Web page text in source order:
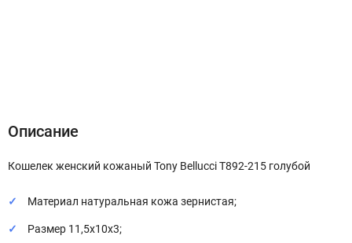
Описание
Кошелек женский кожаный Tony Bellucci T892-215 голубой
Материал натуральная кожа зернистая;
Размер 11,5х10х3;